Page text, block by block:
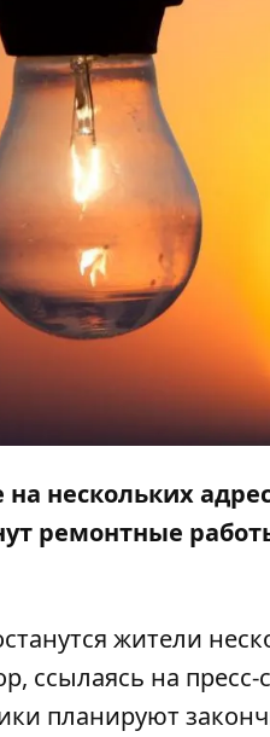
нескольких
ремонтные
жители
, ссылаясь на
планируют